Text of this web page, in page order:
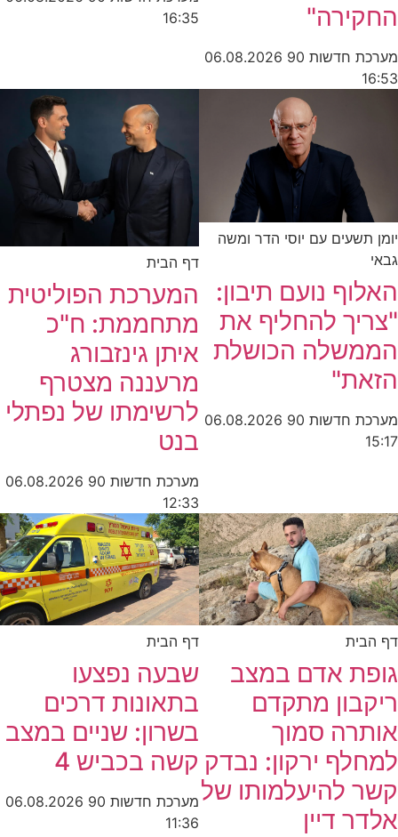
החקירה"
מערכת חדשות 90
06.08.2026
16:53
16:35
יומן תשעים עם יוסי הדר ומשה
גבאי
האלוף נועם תיבון:
"צריך להחליף את
הממשלה הכושלת
הזאת"
מערכת חדשות 90
06.08.2026
15:17
דף הבית
המערכת הפוליטית
מתחממת: ח"כ
איתן גינזבורג
מרעננה מצטרף
לרשימתו של נפתלי
בנט
מערכת חדשות 90
06.08.2026
12:33
דף הבית
גופת אדם במצב
ריקבון מתקדם
אותרה סמוך
למחלף ירקון: נבדק
קשר להיעלמותו של
אלדר דיין
דף הבית
שבעה נפצעו
בתאונות דרכים
בשרון: שניים במצב
קשה בכביש 4
מערכת חדשות 90
06.08.2026
11:36